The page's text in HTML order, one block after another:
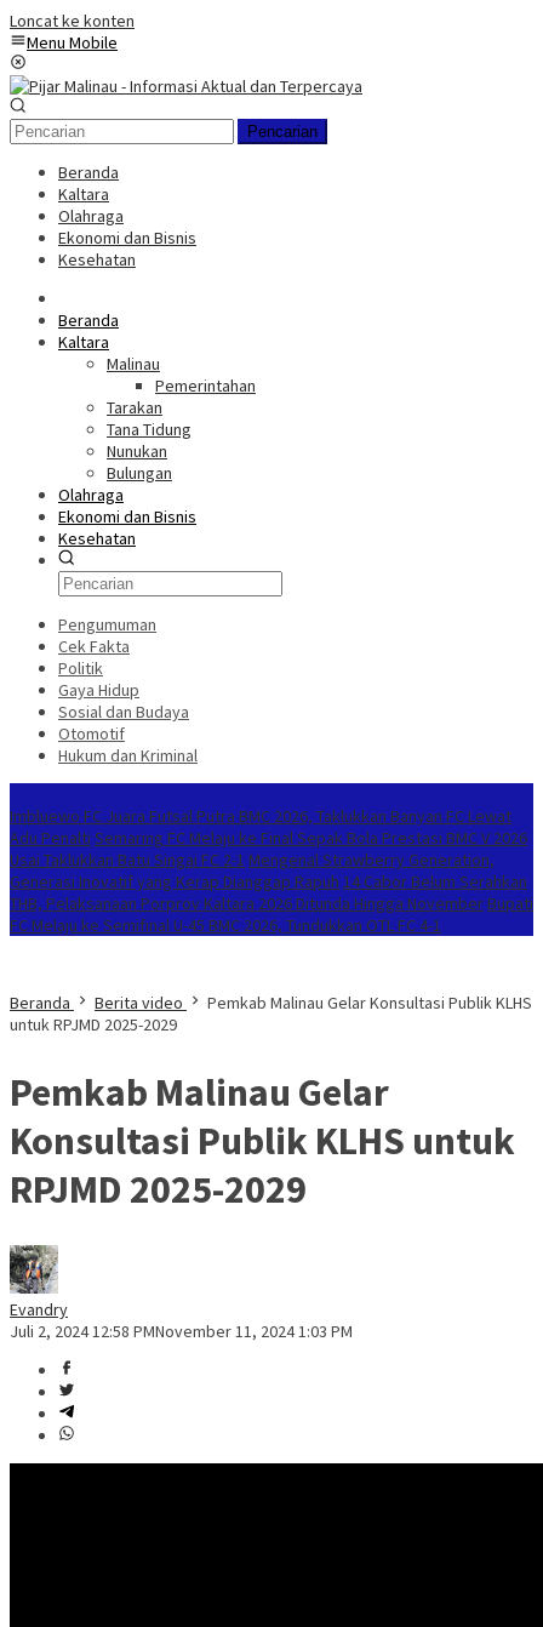
Loncat ke konten
Menu Mobile
Pencarian
Beranda
Kaltara
Olahraga
Ekonomi dan Bisnis
Kesehatan
Beranda
Kaltara
Malinau
Pemerintahan
Tarakan
Tana Tidung
Nunukan
Bulungan
Olahraga
Ekonomi dan Bisnis
Kesehatan
Pengumuman
Cek Fakta
Politik
Gaya Hidup
Sosial dan Budaya
Otomotif
Hukum dan Kriminal
Imbluewo FC Juara Futsal Putra BMC 2026, Taklukkan Banyan FC Lewat
Adu Penalti Semaring FC Melaju ke Final Sepak Bola Prestasi BMC V 2026
Usai Taklukkan Batu Singai FC 2-1 Mengenal Strawberry Generation,
Generasi Inovatif yang Kerap Dianggap Rapuh 14 Cabor Belum Serahkan
THB, Pelaksanaan Porprov Kaltara 2026 Ditunda Hingga NovemberBupati
FC Melaju ke Semifinal U-45 BMC 2026, Tundukkan OTL FC 4-1
Beranda Berita video
Pemkab Malinau Gelar Konsultasi Publik KLHS
untuk RPJMD 2025-2029
Pemkab Malinau Gelar
Konsultasi Publik KLHS untuk
RPJMD 2025-2029
Evandry
Juli 2, 2024 12:58 PMNovember 11, 2024 1:03 PM